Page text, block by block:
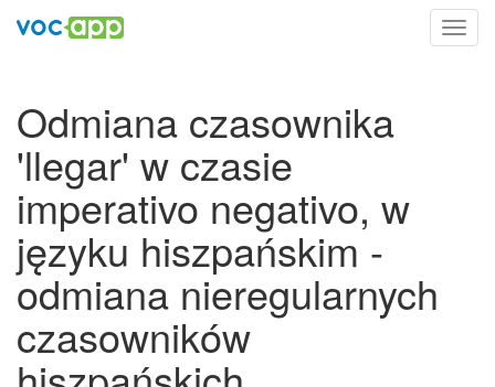
Odmiana czasownika
'llegar' w czasie
imperativo negativo, w
języku hiszpańskim -
odmiana nieregularnych
czasowników